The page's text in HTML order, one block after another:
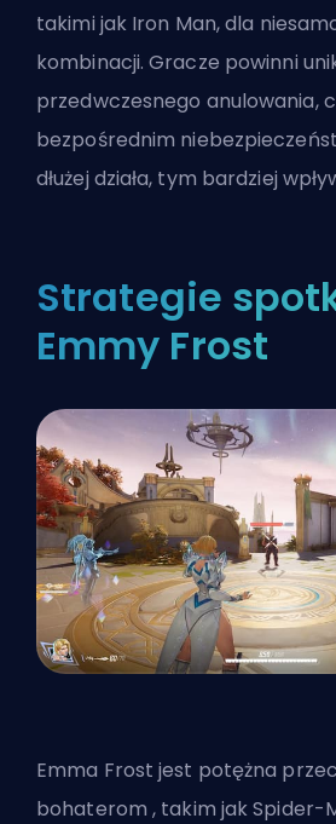
takimi jak Iron Man, dla
kombinacji. Gracze powinni
przedwczesnego anulowania,
bezpośrednim
dłużej działa, tym bardziej
Strategie
Emmy Frost
Emma Frost jest potężna
bohaterom , takim jakSpider-